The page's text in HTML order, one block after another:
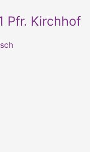
Pfr. Kirchhof